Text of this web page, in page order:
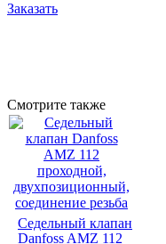
Заказать
Смотрите также
Седельный клапан
Danfoss AMZ 112